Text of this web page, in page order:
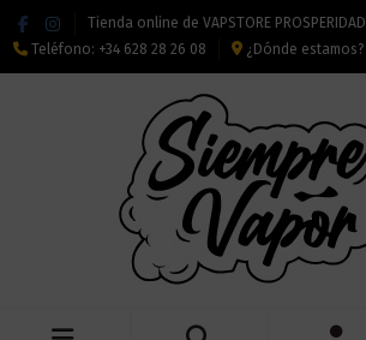
Tienda online de VAPSTORE PROSPERIDAD
Teléfono: +34 628 28 26 08 ¿Dónde estamos?